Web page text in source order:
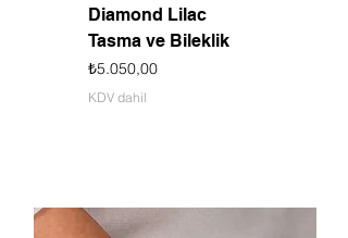
Diamond Lilac
Tasma ve Bileklik
Fiyat
₺5.050,00
KDV dahil